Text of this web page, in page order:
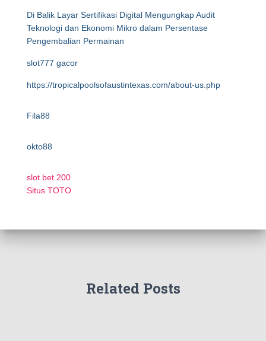
Di Balik Layar Sertifikasi Digital Mengungkap Audit
Teknologi dan Ekonomi Mikro dalam Persentase
Pengembalian Permainan
slot777 gacor
https://tropicalpoolsofaustintexas.com/about-us.php
Fila88
okto88
slot bet 200
Situs TOTO
Related Posts